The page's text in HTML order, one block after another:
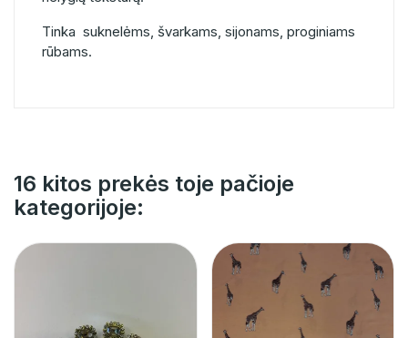
Tinka suknelėms, švarkams, sijonams, proginiams
rūbams.
16 kitos prekės toje pačioje
kategorijoje: